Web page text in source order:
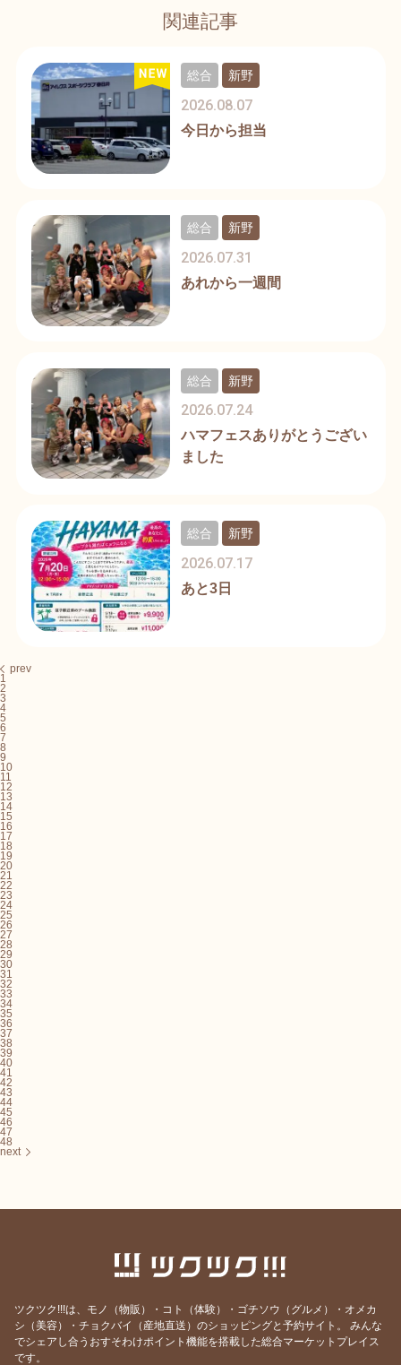
関連記事
今日から担当
2026.08.07
総合 新野
あれから一週間
2026.07.31
総合 新野
ハマフェスありがとうござい
ました
2026.07.24
総合 新野
あと3日
2026.07.17
総合 新野
prev
1
2
3
4
5
6
7
8
9
10
11
12
13
14
15
16
17
18
19
20
21
22
23
24
25
26
27
28
29
30
31
32
33
34
35
36
37
38
39
40
41
42
43
44
45
46
47
48
next
ツクツク!!!は、モノ（物販）・コト（体験）・ゴチソウ（グルメ）・オメカ
シ（美容）・チョクバイ（産地直送）のショッピングと予約サイト。
みんな
でシェアし合うおすそわけポイント機能を搭載した総合マーケットプレイス
です。